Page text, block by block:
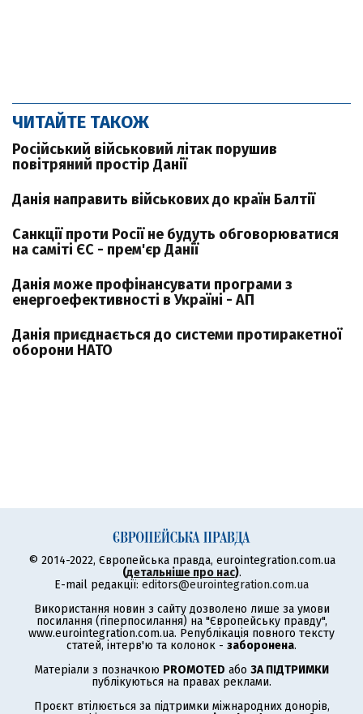
ЧИТАЙТЕ ТАКОЖ
Російський військовий літак порушив
повітряний простір Данії
Данія направить військових до країн Балтії
Cанкції проти Росії не будуть обговорюватися
на саміті ЄС - прем'єр Данії
Данія може профінансувати програми з
енергоефективності в Україні - АП
Данія приєднається до системи протиракетної
оборони НАТО
© 2014-2022, Європейська правда, eurointegration.com.ua
(детальніше про нас).
E-mail редакції: editors@eurointegration.com.ua
Використання новин з сайту дозволено лише за умови
посилання (гіперпосилання) на "Європейську правду",
www.eurointegration.com.ua. Републікація повного тексту
статей, інтерв'ю та колонок - заборонена.
Матеріали з позначкою PROMOTED або ЗА ПІДТРИМКИ
публікуються на правах реклами.
Проєкт втілюється за підтримки міжнародних донорів,